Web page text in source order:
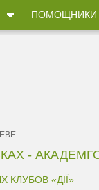
ПОМОЩНИКИ
-
КЛУБОВ «ДІЇ»